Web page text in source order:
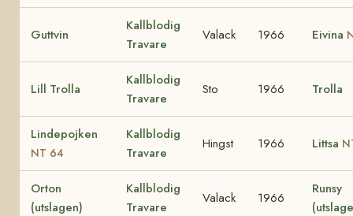
Guttvin
Kallblodig
Travare
Valack 1966 Eivina
Lill Trolla
Kallblodig
Travare
Sto 1966 Trolla
Lindepojken
NT 64
Kallblodig
Travare
Hingst 1966 Littsa
Orton
(utslagen)
Kallblodig
Travare
Valack 1966
Runsy